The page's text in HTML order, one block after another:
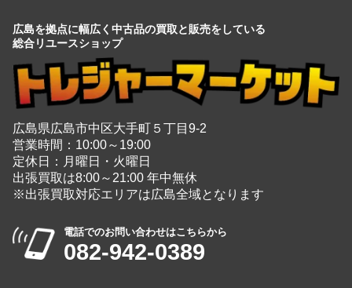
広島を拠点に幅広く中古品の買取と販売をしている
総合リユースショップ
広島県広島市中区大手町５丁目9-2
営業時間：10:00～19:00
定休日：月曜日・火曜日
出張買取は8:00～21:00 年中無休
※出張買取対応エリアは広島全域となります
電話でのお問い合わせはこちらから
082-942-0389